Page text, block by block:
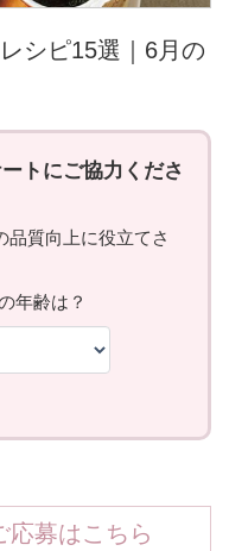
シピ15選｜6月の
応募はこちら